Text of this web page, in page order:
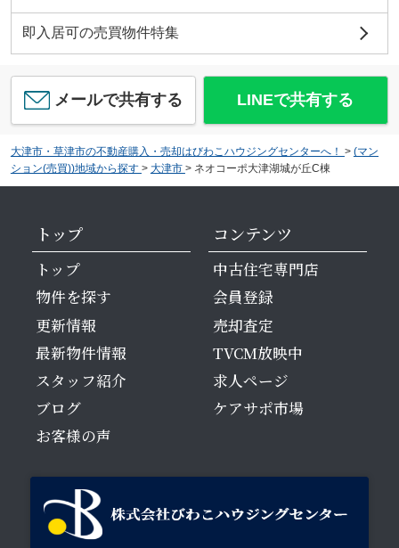
即入居可の売買物件特集
メールで共有する LINEで共有する
大津市・草津市の不動産購入・売却はびわこハウジングセンターへ！ > (マン
ション(売買))地域から探す > 大津市 > ネオコーポ大津湖城が丘C棟
トップ
トップ
物件を探す
更新情報
最新物件情報
スタッフ紹介
ブログ
お客様の声
コンテンツ
中古住宅専門店
会員登録
売却査定
TVCM放映中
求人ページ
ケアサポ市場